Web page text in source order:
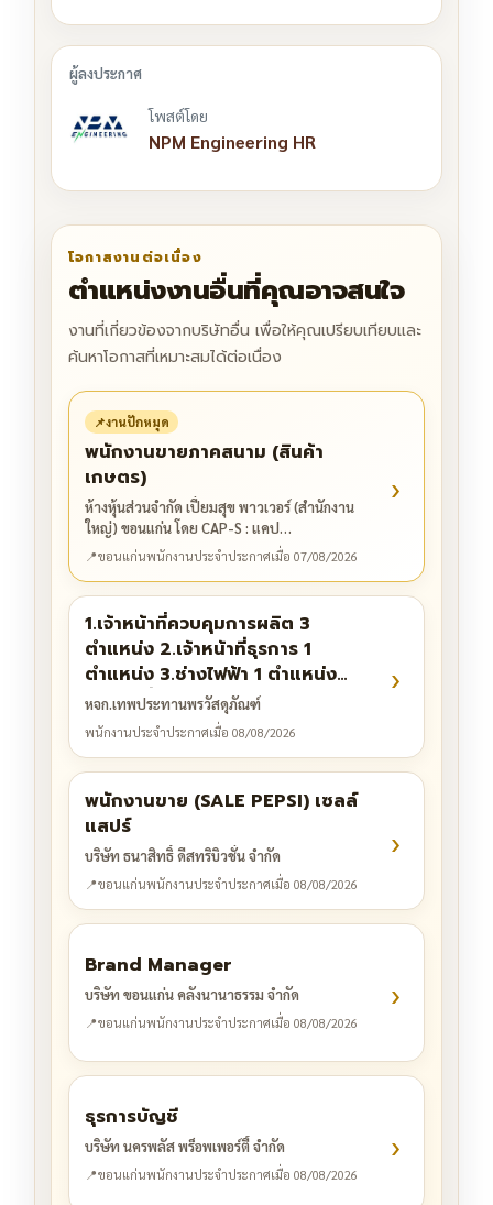
โพสต์โดย
NPM Engineering HR
โอกาสงานต่อเนื่อง
ตำแหน่งงานอื่นที่คุณอาจสนใจ
งานที่เกี่ยวข้องจากบริษัทอื่น เพื่อให้คุณเปรียบเทียบและ
ค้นหาโอกาสที่เหมาะสมได้ต่อเนื่อง
📌งานปักหมุด
พนักงานขายภาคสนาม (สินค้า
เกษตร)
ห้างหุ้นส่วนจำกัด เปี่ยมสุข พาวเวอร์ (สำนักงาน
ใหญ่) ขอนแก่น โดย CAP-S : แคป…
📍ขอนแก่นพนักงานประจำประกาศเมื่อ 07/08/2026
›
1.เจ้าหน้าที่ควบคุมการผลิต 3
ตำแหน่ง 2.เจ้าหน้าที่ธุรการ 1
ตำแหน่ง 3.ช่างไฟฟ้า 1 ตำแหน่ง
4.ช่างเชื่อม 1 ตำแหน่ง 5.พนักงาน
ขับรถ 5 ตำแหน่ง
หจก.เทพประทานพรวัสดุภัณฑ์
พนักงานประจำประกาศเมื่อ 08/08/2026
›
พนักงานขาย (SALE PEPSI) เซลล์
แสปร์
บริษัท ธนาสิทธิ์ ดีสทริบิวชั่น จำกัด
📍ขอนแก่นพนักงานประจำประกาศเมื่อ 08/08/2026
›
Brand Manager
บริษัท ขอนแก่น คลังนานาธรรม จำกัด
📍ขอนแก่นพนักงานประจำประกาศเมื่อ 08/08/2026
›
ธุรการบัญชี
บริษัท นครพลัส พร็อพเพอร์ตี้ จำกัด
📍ขอนแก่นพนักงานประจำประกาศเมื่อ 08/08/2026
›